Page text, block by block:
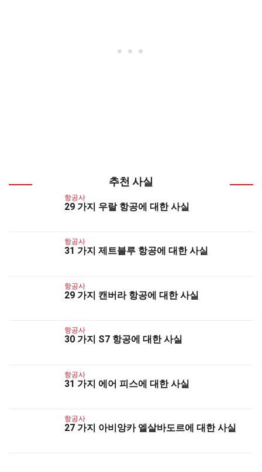
추천 사실
항공사
29 가지 우랄 항공에 대한 사실
항공사
31 가지 제트블루 항공에 대한 사실
항공사
29 가지 캔버라 항공에 대한 사실
항공사
30 가지 S7 항공에 대한 사실
항공사
31 가지 에어 피스에 대한 사실
항공사
27 가지 아비앙카 엘살바도르에 대한 사실